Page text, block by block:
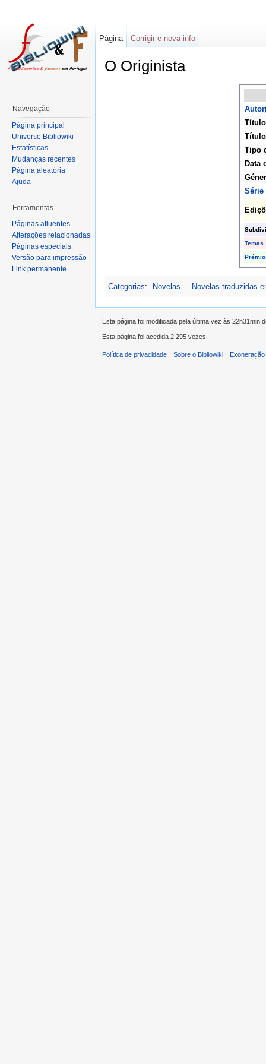
O Originista
Tipo
Data
Série
Temas
Categorias: Novelas Novelas traduzidas
Página Corrigir e nova info
Navegação
Página principal
Universo Bibliowiki
Estatísticas
Mudanças recentes
Página aleatória
Ajuda
Ferramentas
Páginas afluentes
Alterações relacionadas
Páginas especiais
Versão para impressão
Link permanente
Esta página foi modificada pela última vez às 22h31min
Esta página foi acedida 2 295 vezes.
Política de privacidade Sobre o Bibliowiki